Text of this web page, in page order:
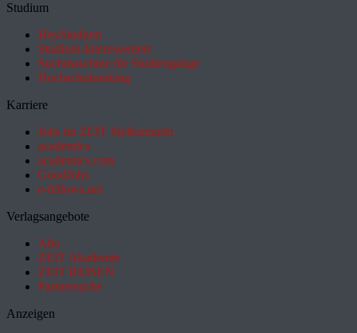
Studium
HeyStudium
Studium-Interessentest
Suchmaschine für Studiengänge
Hochschulranking
Karriere
Jobs im ZEIT Stellenmarkt
academics
academics.com
GoodJobs
e-fellows.net
Verlagsangebote
Abo
ZEIT Akademie
ZEIT REISEN
Partnersuche
Anzeigen